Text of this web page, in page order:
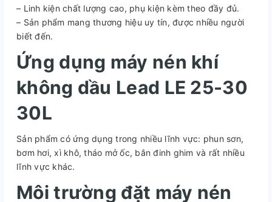
– Linh kiện chất lượng cao, phụ kiện kèm theo đầy đủ.
– Sản phẩm mang thương hiệu uy tín, được nhiều người
biết đến.
Ứng dụng máy nén khí
không dầu Lead LE 25-30
30L
Sản phẩm có ứng dụng trong nhiều lĩnh vực: phun sơn,
bơm hơi, xì khô, tháo mở ốc, bắn đinh ghim và rất nhiều
lĩnh vực khác.
Môi trường đặt máy nén